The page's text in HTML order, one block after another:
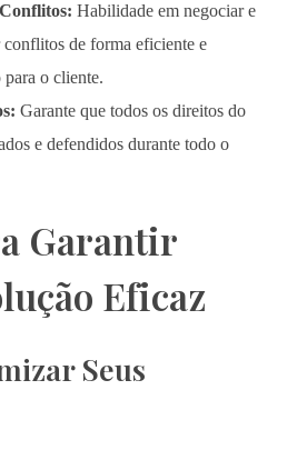
Habilidade em negociar e
de forma eficiente e
o cliente.
Garante que todos os direitos do
e defendidos durante todo o
Garantir
Eficaz
Seus